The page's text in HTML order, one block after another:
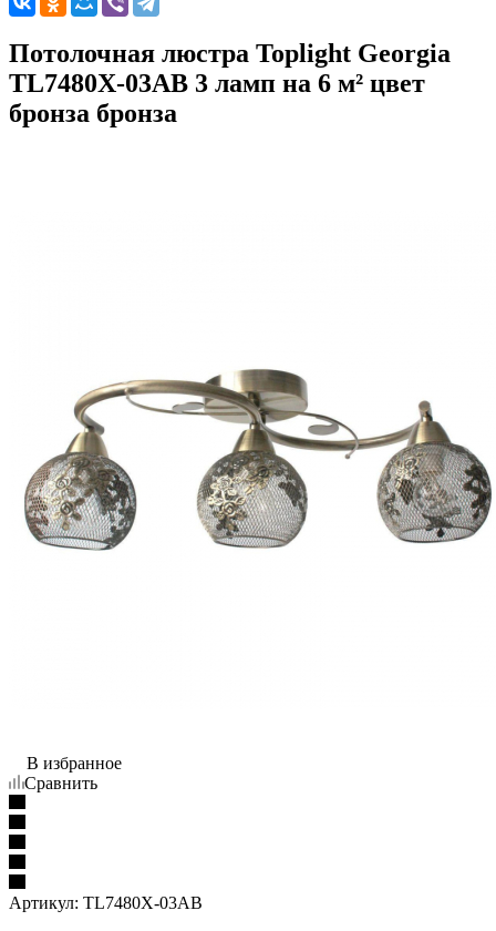
Потолочная люстра Toplight Georgia
TL7480X-03AB 3 ламп на 6 м² цвет
бронза бронза
В избранное
Сравнить
Артикул: TL7480X-03AB